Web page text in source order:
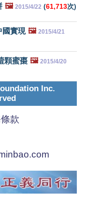
🖼️ 2015/4/22 (61,713次)
國實現 🖼️ 2015/4/21
顆蜜棗 🖼️ 2015/4/20
Inc.
款